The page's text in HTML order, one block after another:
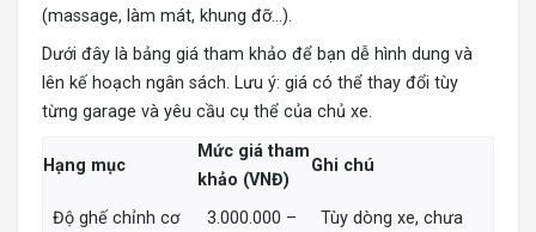
(massage, làm mát, khung đỡ…).
Dưới đây là bảng giá tham khảo để bạn dễ hình dung và
lên kế hoạch ngân sách. Lưu ý: giá có thể thay đổi tùy
từng garage và yêu cầu cụ thể của chủ xe.
Hạng mục
Mức giá tham
khảo (VNĐ)
Ghi chú
Độ ghế chỉnh cơ
3.000.000 –
Tùy dòng xe, chưa